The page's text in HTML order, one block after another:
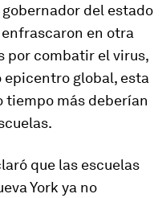
gobernador del estado
en otra
por combatir el virus,
epicentro global, esta
tiempo más deberían
que las escuelas
York ya no